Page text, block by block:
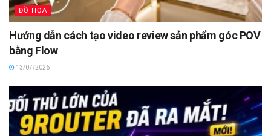
ĐỒ HỌA
Hướng dẫn cách tạo video review sản phẩm góc POV
bằng Flow
13/07/2026